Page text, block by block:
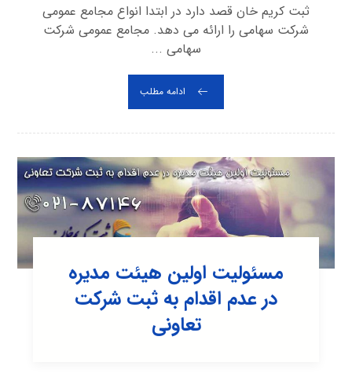
ثبت کریم خان قصد دارد در ابتدا انواع مجامع عمومی
شرکت سهامی را ارائه می دهد. مجامع عمومی شرکت
سهامی ...
ادامه مطلب
مسئولیت اولین هیئت مدیره
در عدم اقدام به ثبت شرکت
تعاونی